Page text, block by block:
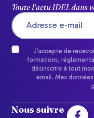
Toute l'actu IDEL dans
J'accepte de
formations,
désinscrire à tout
email. Mes
Nous suivre